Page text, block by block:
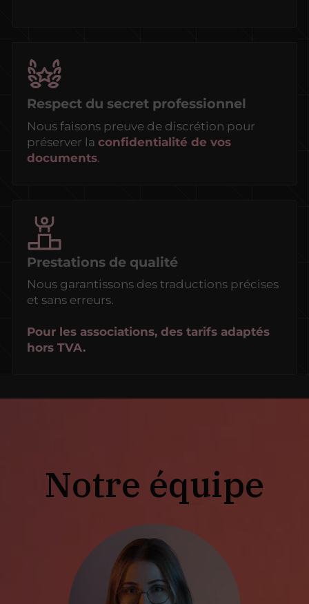
Respect du secret professionnel
Nous faisons preuve de discrétion pour
préserver laconfidentialité de vos
documents.
Prestations de qualité
Nous garantissons des traductions précises
et sans erreurs.
Pour les associations, des tarifs adaptés
hors TVA.
Notre équipe